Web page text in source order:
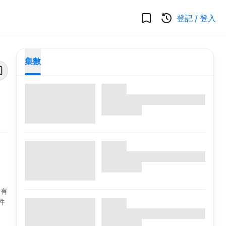
登記 / 登入
集數